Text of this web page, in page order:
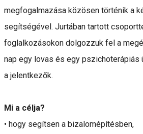
megfogalmazása közösen történik a
segítségével. Jurtában tartott
foglalkozásokon dolgozzuk fel a
nap egy lovas és egy
a jelentkezők.
Mi a célja?
• hogy segítsen a bizalomépítésben,